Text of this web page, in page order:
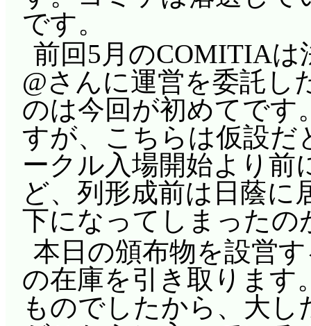
です。
前回5月のCOMITIA
@さんに運営を委託し
のは今回が初めてです
すが、こちらは仮設だ
ークル入場開始より前
ど、列形成前は日蔭に
下になってしまった
本日の頒布物を設営
の在庫を引き取ります
ものでしたから、大